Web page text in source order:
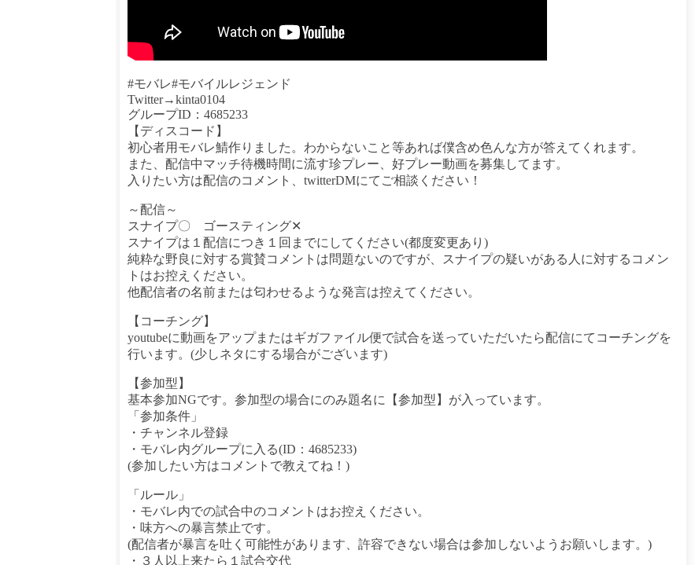
#モバレ#モバイルレジェンド
Twitter→kinta0104
グループID：4685233
【ディスコード】
初心者用モバレ鯖作りました。わからないこと等あれば僕含め色んな方が答えてくれます。
また、配信中マッチ待機時間に流す珍プレー、好プレー動画を募集してます。
入りたい方は配信のコメント、twitterDMにてご相談ください！
～配信～
スナイプ〇 ゴースティング✕
スナイプは１配信につき１回までにしてください(都度変更あり)
純粋な野良に対する賞賛コメントは問題ないのですが、スナイプの疑いがある人に対するコメン
トはお控えください。
他配信者の名前または匂わせるような発言は控えてください。
【コーチング】
youtubeに動画をアップまたはギガファイル便で試合を送っていただいたら配信にてコーチングを
行います。(少しネタにする場合がございます)
【参加型】
基本参加NGです。参加型の場合にのみ題名に【参加型】が入っています。
「参加条件」
・チャンネル登録
・モバレ内グループに入る(ID：4685233)
(参加したい方はコメントで教えてね！)
「ルール」
・モバレ内での試合中のコメントはお控えください。
・味方への暴言禁止です。
(配信者が暴言を吐く可能性があります、許容できない場合は参加しないようお願いします。)
・３人以上来たら１試合交代